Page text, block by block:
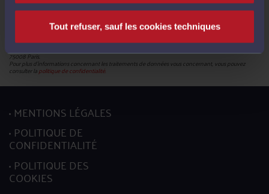
Tout refuser, sauf les cookies techniques
mettre à jour votre profil.
Conformément à la réglementation en vigueur, vous disposez du droit de demander l'accès, la
rectification, l’effacement et la portabilité de vos données ainsi que la limitation du traitement. Vous
pouvez en outre retirer votre consentement pour les traitements basés sur ce fondement juridique.
L’exercice de ces droits s’effectuent, auprès du délégué à la protection des données, par l’envoi soit
d’un courriel à l’adresse mail :donneespersonnelles@cnb.avocat.fr, soit d’un courrier par voie postale à
75008 Paris.
Pour plus d’informations concernant les traitements de données vous concernant, vous pouvez
consulter lapolitique de confidentialité.
MENTIONS LÉGALES
POLITIQUE DE
CONFIDENTIALITÉ
POLITIQUE DES
COOKIES